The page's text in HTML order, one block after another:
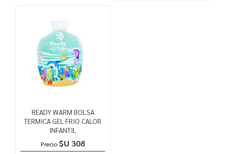
READY WARM BOLSA
TERMICA GEL FRIO CALOR
INFANTIL
Precio $U 308